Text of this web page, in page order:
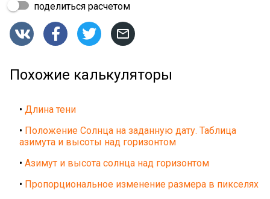
поделиться расчетом
   
Похожие калькуляторы
• Длина тени
• Положение Солнца на заданную дату. Таблица
азимута и высоты над горизонтом
• Азимут и высота солнца над горизонтом
• Пропорциональное изменение размера в пикселях